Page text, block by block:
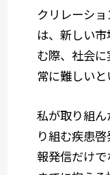
クリレーシ
は、新しい
む際、社会
常に難しいと
私が取り組
り組む疾患
報発信だけ